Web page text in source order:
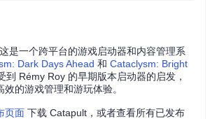
这是一个跨平台的游戏启动器和内容管理系
Dark Days Ahead 和 Cataclysm: Bright
到 Rémy Roy 的早期版本启动器的启发，
效的游戏管理和游玩体验。
页面 下载 Catapult，或者查看所有已发布